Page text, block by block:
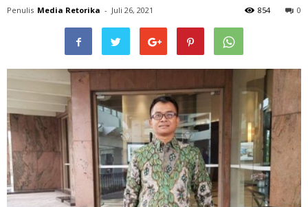
Penulis Media Retorika - Juli 26, 2021 0
854